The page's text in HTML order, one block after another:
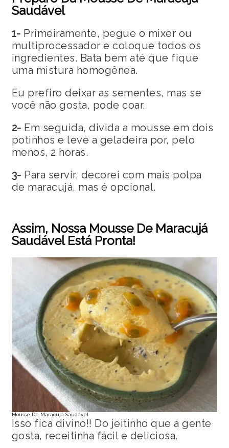
Saudável
1- Primeiramente, pegue o mixer ou
multiprocessador e coloque todos os
ingredientes. Bata bem até que fique
uma mistura homogênea.
Eu prefiro deixar as sementes, mas se
você não gosta, pode coar.
2- Em seguida, divida a mousse em dois
potinhos e leve a geladeira por, pelo
menos, 2 horas.
3- Para servir, decorei com mais polpa
de maracujá, mas é opcional.
Assim, Nossa Mousse De Maracujá
Saudável Está Pronta!
Mousse De Maracujá Saudável
Isso fica divino!! Do jeitinho que a gente
gosta, receitinha fácil e deliciosa.